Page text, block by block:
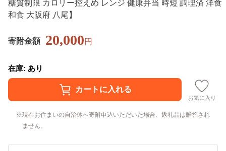
糖質制限 カロリー控えめ レンジ 健康弁当 時短 調理済 洋食
和食 大阪府 八尾】
寄附金額 20,000円
在庫: あり
お気に入り
現在お住まいの自治体へ寄附申込いただいた場合、返礼品は贈答され
ません。